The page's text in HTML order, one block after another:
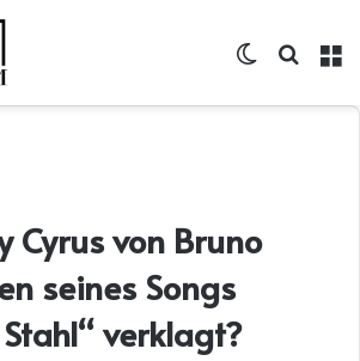
Skin
Cyrus von Bruno
seines Songs
verklagt?